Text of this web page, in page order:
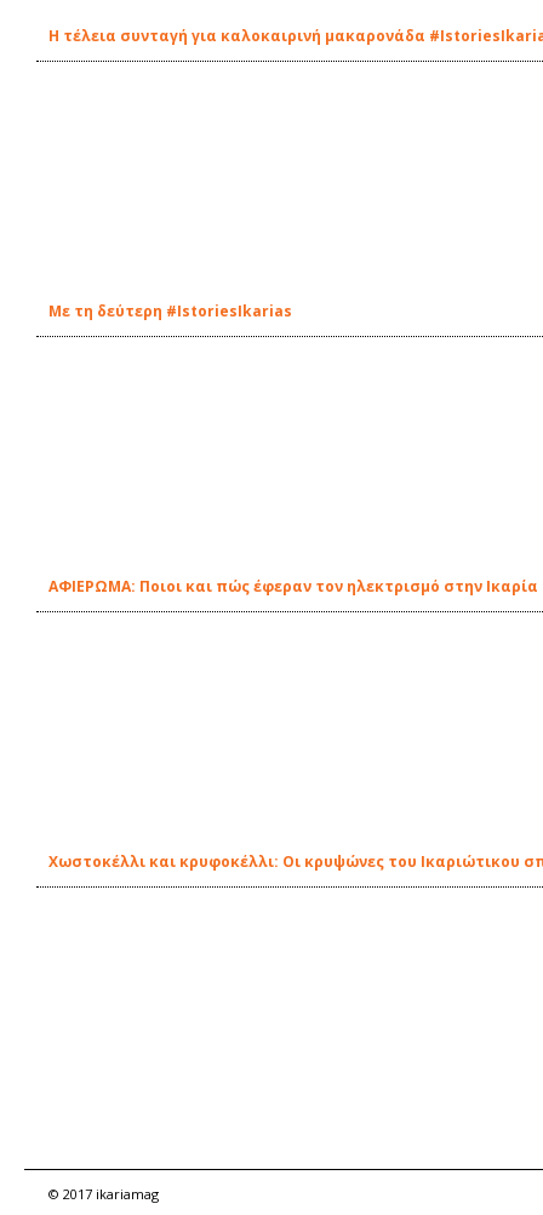
Η τέλεια συνταγή για καλοκαιρινή μακαρονάδα
Με τη δεύτερη #IstoriesIkarias
ΑΦΙΕΡΩΜΑ: Ποιοι και πώς έφεραν τον ηλεκτρισμό στην Ικαρία
Χωστοκέλλι και κρυφοκέλλι: Οι κρυψώνες του Ικαριώτικου
© 2017 ikariamag